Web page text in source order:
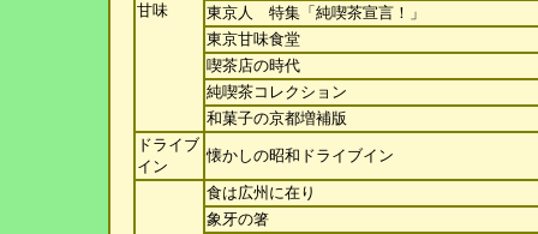
甘味
東京人 特集「純喫茶宣言！」
東京甘味食堂
喫茶店の時代
純喫茶コレクション
和菓子の京都増補版
ドライブ
イ ン
懐かしの昭和ドライブイン
食は広州に在り
象牙の箸